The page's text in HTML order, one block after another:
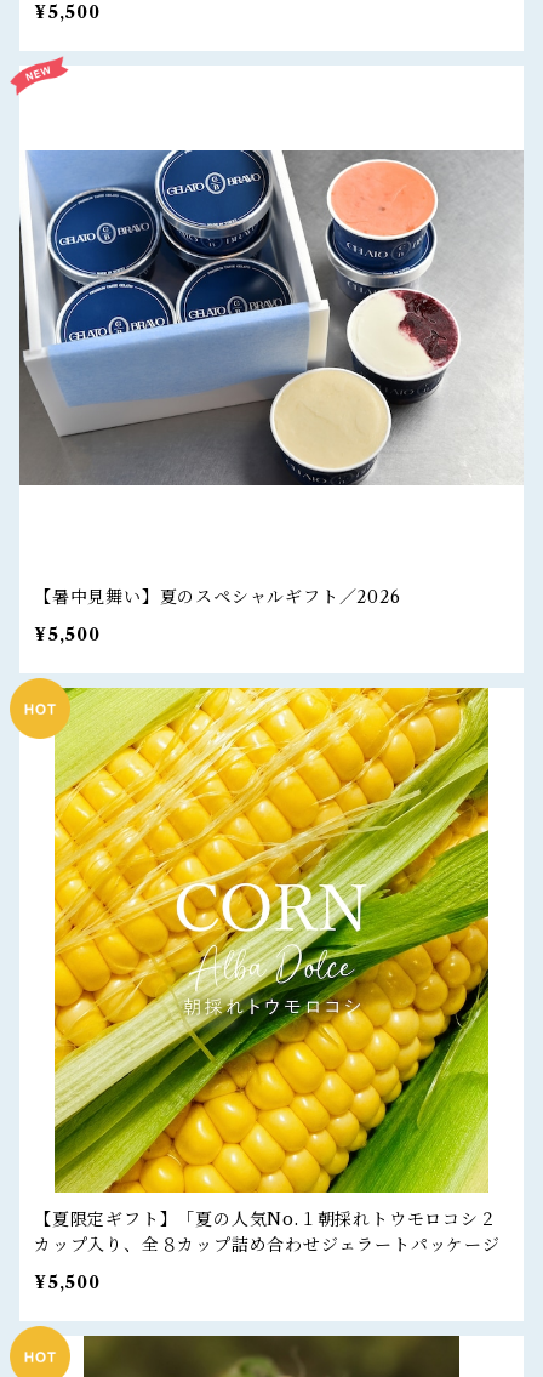
¥5,500
【暑中見舞い】夏のスペシャルギフト／2026
¥5,500
【夏限定ギフト】「夏の人気No.１朝採れトウモロコシ２
カップ入り、全８カップ詰め合わせジェラートパッケージ
¥5,500